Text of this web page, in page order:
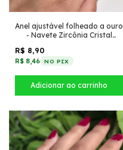
Anel ajustável folheado a ouro
- Navete Zircônia Cristal
R$ 8,90
R$ 8,46 NO PIX